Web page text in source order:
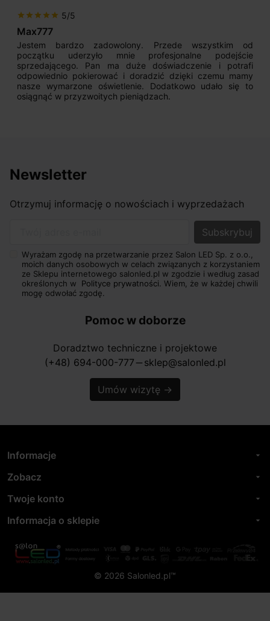
star star star star star 5/5
Max777
Jestem bardzo zadowolony. Przede wszystkim od
początku uderzyło mnie profesjonalne podejście
sprzedającego. Pan ma duże doświadczenie i potrafi
odpowiednio pokierować i doradzić dzięki czemu mamy
nasze wymarzone oświetlenie. Dodatkowo udało się to
osiągnąć w przyzwoitych pieniądzach.
Newsletter
Otrzymuj informację o nowościach i wyprzedażach
Wyrażam zgodę na przetwarzanie przez Salon LED Sp. z o.o.,
moich danych osobowych w celach związanych z korzystaniem
ze Sklepu internetowego salonled.pl w zgodzie i według zasad
określonych w Polityce prywatności. Wiem, że w każdej chwili
mogę odwołać zgodę.
Pomoc w doborze
Doradztwo techniczne i projektowe
(+48) 694-000-777 horizontal_rule sklep@salonled.pl
Umów wizytę →
Informacje arrow_drop_down
Zobacz arrow_drop_down
Twoje konto arrow_drop_down
Informacja o sklepie arrow_drop_down
© 2026 Salonled.pl™